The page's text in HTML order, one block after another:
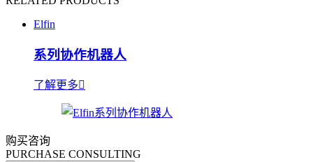
Elfin
系列协作机器人
了解更多
购买咨询
PURCHASE CONSULTING